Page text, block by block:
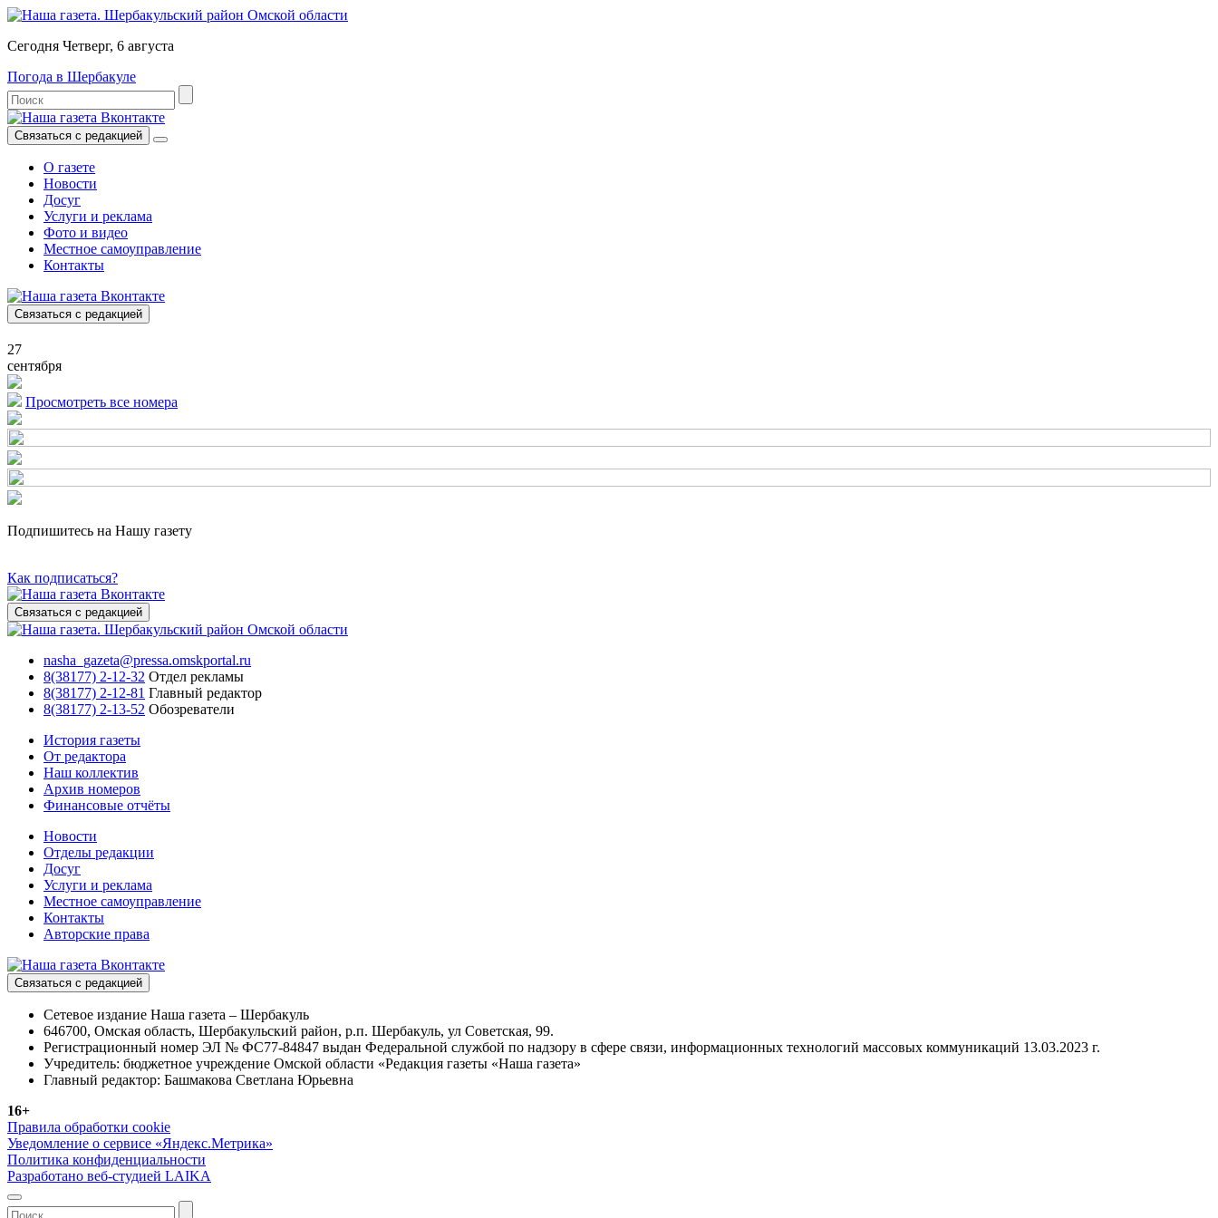
Сегодня Четверг, 6 августа
Погода в Шербакуле
Связаться с редакцией
О газете
Новости
Досуг
Услуги и реклама
Фото и видео
Местное самоуправление
Контакты
Связаться с редакцией
27
сентября
Просмотреть все номера
Подпишитесь на Нашу газету
Как подписаться?
Связаться с редакцией
nasha_gazeta@pressa.omskportal.ru
8(38177) 2-12-32 Отдел рекламы
8(38177) 2-12-81 Главный редактор
8(38177) 2-13-52 Обозреватели
История газеты
От редактора
Наш коллектив
Архив номеров
Финансовые отчёты
Новости
Отделы редакции
Досуг
Услуги и реклама
Местное самоуправление
Контакты
Авторские права
Связаться с редакцией
Сетевое издание Наша газета – Шербакуль
646700, Омская область, Шербакульский район, р.п. Шербакуль, ул Советская, 99.
Регистрационный номер ЭЛ № ФС77-84847 выдан Федеральной службой по надзору в сфере связи, информационных технологий массовых коммуникаций 13.03.2023 г.
Учредитель: бюджетное учреждение Омской области «Редакция газеты «Наша газета»
Главный редактор: Башмакова Светлана Юрьевна
16+
Правила обработки cookie
Уведомление о сервисе «Яндекс.Метрика»
Политика конфиденциальности
Разработано веб-студией LAIKA